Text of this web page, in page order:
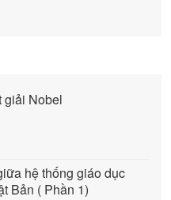
giải Nobel
hệ thống giáo dục
Bản ( Phần 1)